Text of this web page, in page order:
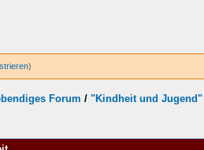
)
Forum / "Kindheit und